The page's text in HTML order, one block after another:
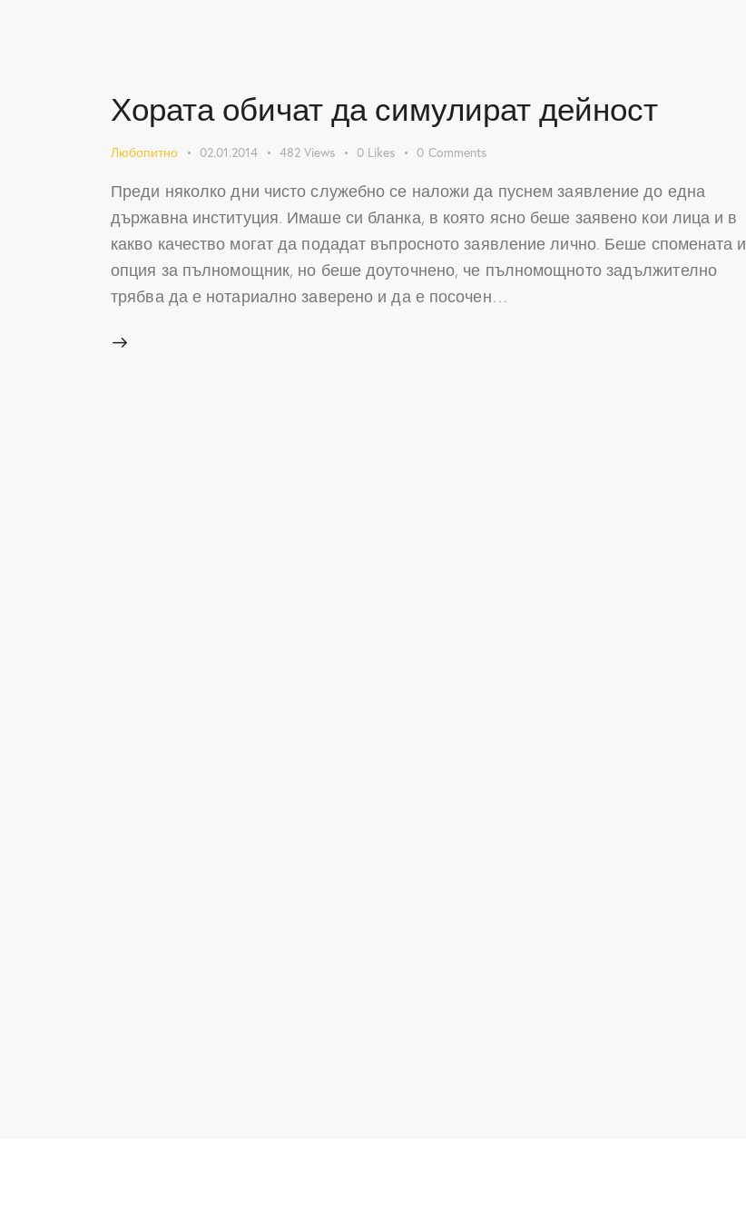
Хората обичат да симулират дейност
Любопитно 02.01.2014 482 Views 0 Likes 0 Comments
Преди няколко дни чисто служебно се наложи да пуснем заявление до една
държавна институция. Имаше си бланка, в която ясно беше заявено кои лица и в
какво качество могат да подадат въпросното заявление лично. Беше спомената и
опция за пълномощник, но беше доуточнено, че пълномощното задължително
трябва да е нотариално заверено и да е посочен…